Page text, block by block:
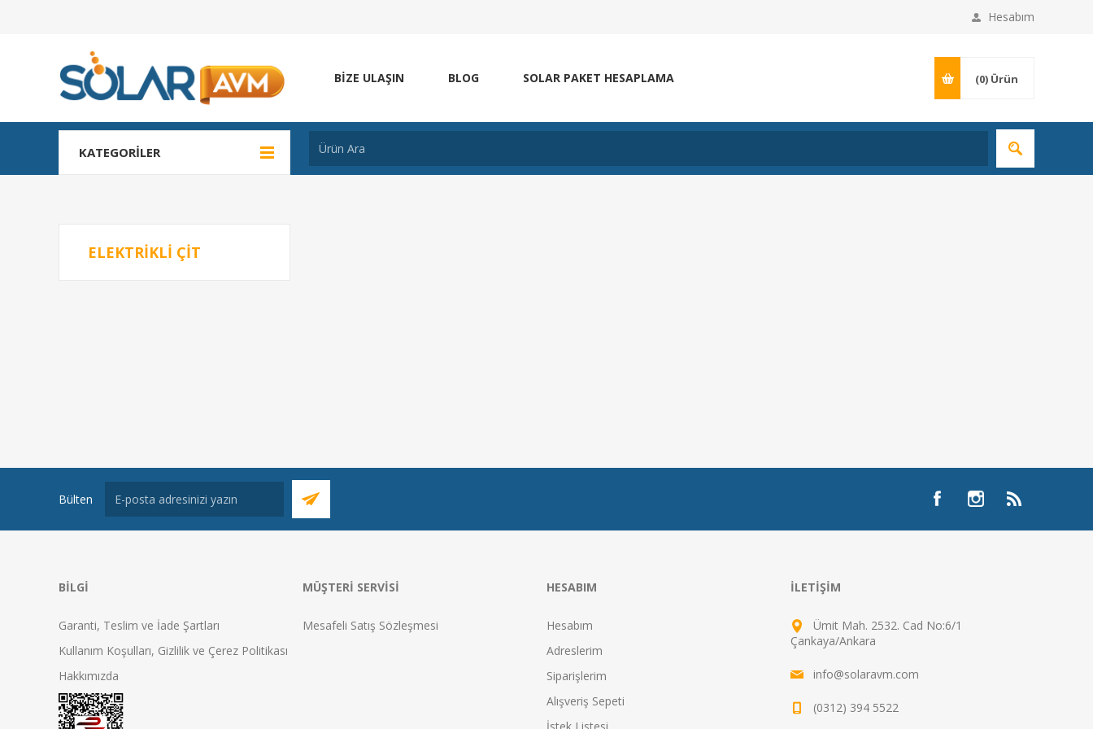
Hesabım
BIZE ULAŞIN BLOG SOLAR PAKET HESAPLAMA (0) Ürün
KATEGORILER
ELEKTRIKLI ÇIT
Bülten
BILGI
Garanti, Teslim ve İade Şartları
Kullanım Koşulları, Gizlilik ve Çerez Politikası
Hakkımızda
MÜŞTERI SERVISI
Mesafeli Satış Sözleşmesi
HESABIM
Hesabım
Adreslerim
Siparişlerim
Alışveriş Sepeti
İLETIŞIM
Ümit Mah. 2532. Cad No:6/1
Çankaya/Ankara
info@solaravm.com
(0312) 394 5522